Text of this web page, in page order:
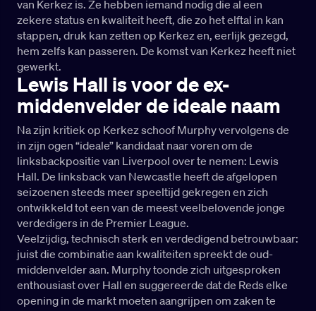
van Kerkez is. Ze hebben iemand nodig die al een
zekere status en kwaliteit heeft, die zo het elftal in kan
stappen, druk kan zetten op Kerkez en, eerlijk gezegd,
hem zelfs kan passeren. De komst van Kerkez heeft niet
gewerkt.
Lewis Hall is voor de ex-
middenvelder de ideale naam
Na zijn kritiek op Kerkez schoof Murphy vervolgens de
in zijn ogen “ideale” kandidaat naar voren om de
linksbackpositie van Liverpool over te nemen: Lewis
Hall. De linksback van Newcastle heeft de afgelopen
seizoenen steeds meer speeltijd gekregen en zich
ontwikkeld tot een van de meest veelbelovende jonge
verdedigers in de Premier League.
Veelzijdig, technisch sterk en verdedigend betrouwbaar:
juist die combinatie aan kwaliteiten spreekt de oud-
middenvelder aan. Murphy toonde zich uitgesproken
enthousiast over Hall en suggereerde dat de Reds elke
opening in de markt moeten aangrijpen om zaken te